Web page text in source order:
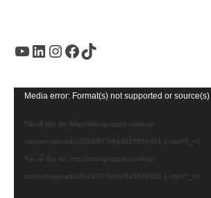
Youtube
LinkedIn
Instagram
Facebook
TikTok
Trình
Video
Media error: Format(s) not supported or
Tải về tệp tin: http://mangxoppe.com/wp-
content/uploads/2024/07/5644925656301-1.mp4?_=1
Tải về tệp tin: http://mangxoppe.com/wp-
content/uploads/2024/07/5644925656301-1.mp4?_=1